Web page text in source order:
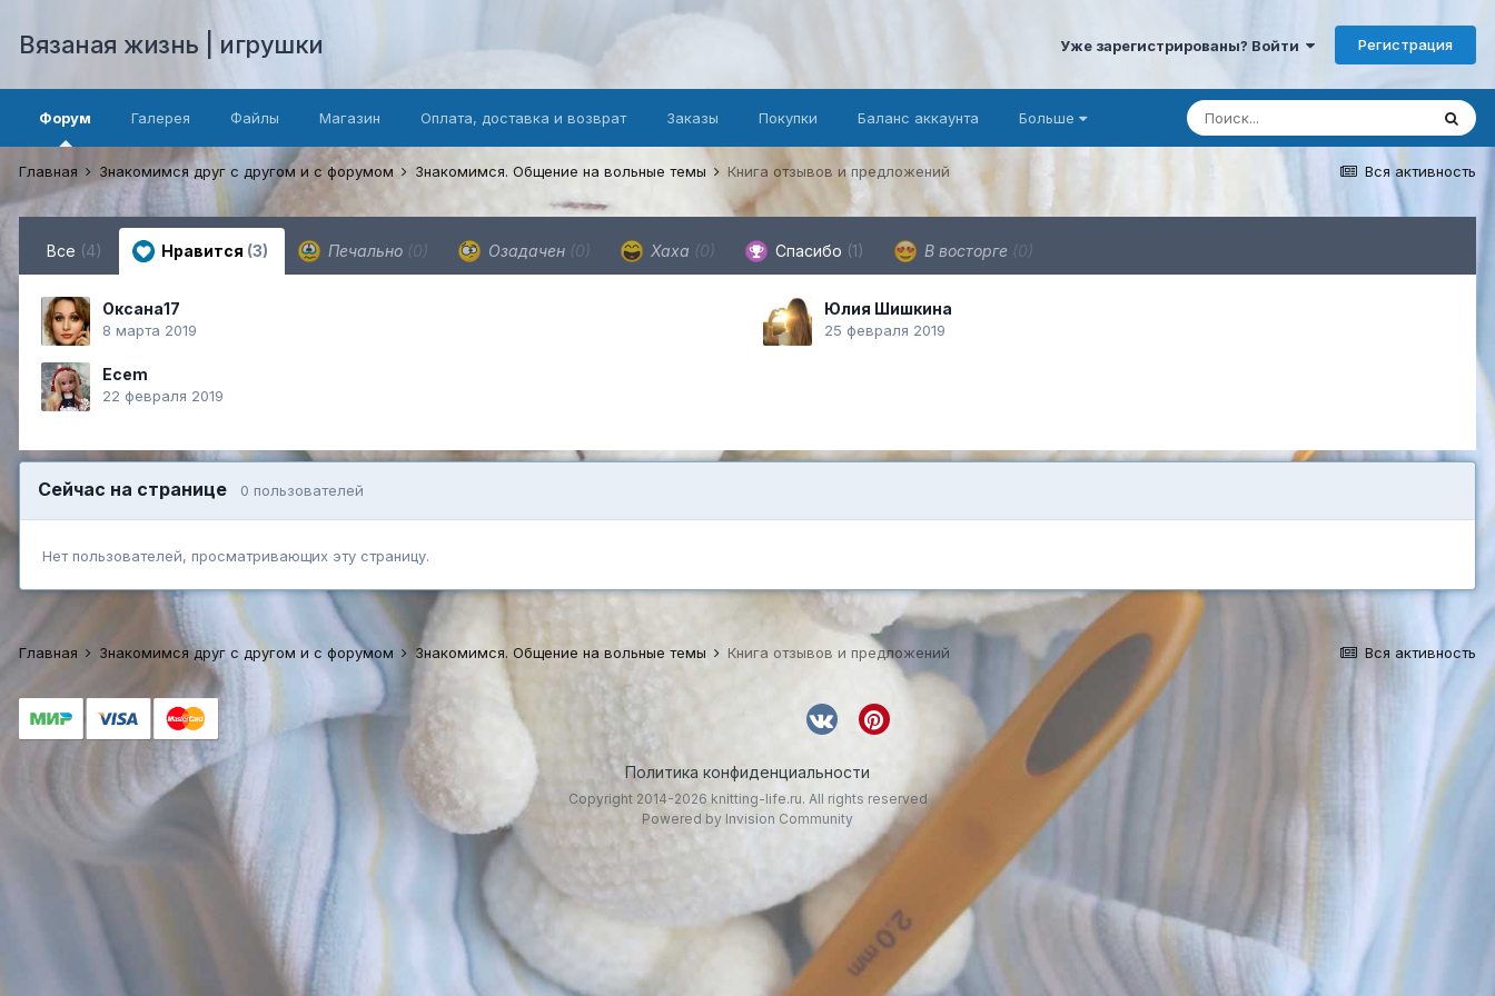
Вязаная жизнь | игрушки Уже зарегистрированы? Войти Регистрация
Форум Галерея Файлы Магазин Оплата, доставка и возврат Заказы Покупки Баланс аккаунта Больше
Вся активность
Главная Знакомимся друг с другом и с форумом Знакомимся. Общение на вольные темы Книга отзывов и предложений
Все (4) Нравится (3) Печально (0) Озадачен (0) Хаха (0) Спасибо (1) В восторге (0)
Оксана17
8 марта 2019
Юлия Шишкина
25 февраля 2019
Ecem
22 февраля 2019
Сейчас на странице 0 пользователей
Нет пользователей, просматривающих эту страницу.
Вся активность
Главная Знакомимся друг с другом и с форумом Знакомимся. Общение на вольные темы Книга отзывов и предложений
Политика конфиденциальности
Copyright 2014-2026 knitting-life.ru. All rights reserved
Powered by Invision Community